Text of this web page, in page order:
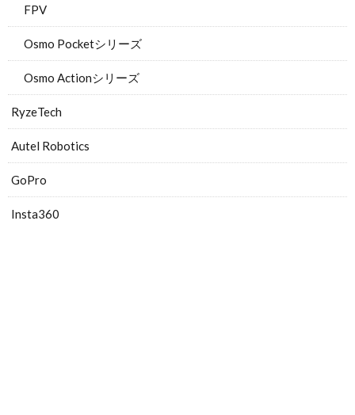
FPV
Osmo Pocketシリーズ
Osmo Actionシリーズ
RyzeTech
Autel Robotics
GoPro
Insta360